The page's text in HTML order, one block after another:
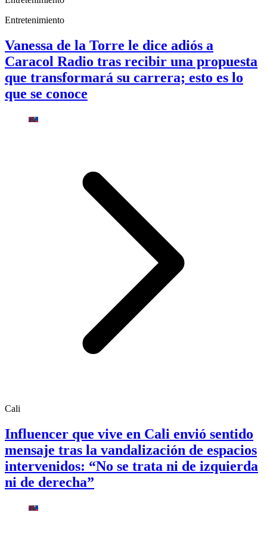
Entretenimiento
Vanessa de la Torre le dice adiós a
Caracol Radio tras recibir una propuesta
que transformará su carrera; esto es lo
que se conoce
Cali
Influencer que vive en Cali envió sentido
mensaje tras la vandalización de espacios
intervenidos: “No se trata ni de izquierda
ni de derecha”